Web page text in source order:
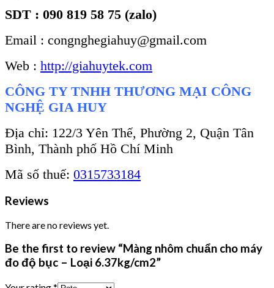
SDT : 090 819 58 75 (zalo)
Email : congnghegiahuy@gmail.com
Web : http://giahuytek.com
CÔNG TY TNHH THƯƠNG MẠI CÔNG
NGHỆ GIA HUY
Địa chỉ: 122/3 Yên Thế, Phường 2, Quận Tân
Bình, Thành phố Hồ Chí Minh
Mã số thuế: 0315733184
Reviews
There are no reviews yet.
Be the first to review “Màng nhôm chuẩn cho máy
đo độ bục – Loại 6.37kg/cm2”